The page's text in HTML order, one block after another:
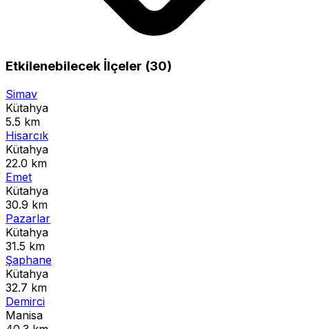
Etkilenebilecek İlçeler (30)
Simav
Kütahya
5.5 km
Hisarcık
Kütahya
22.0 km
Emet
Kütahya
30.9 km
Pazarlar
Kütahya
31.5 km
Şaphane
Kütahya
32.7 km
Demirci
Manisa